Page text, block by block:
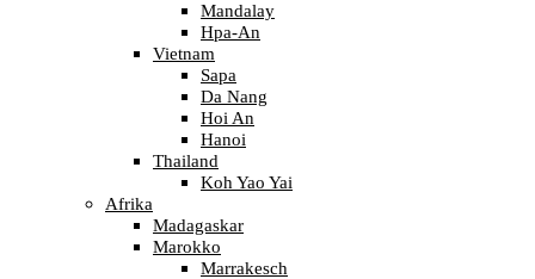
Mandalay
Hpa-An
Vietnam
Sapa
Da Nang
Hoi An
Hanoi
Thailand
Koh Yao Yai
Afrika
Madagaskar
Marokko
Marrakesch